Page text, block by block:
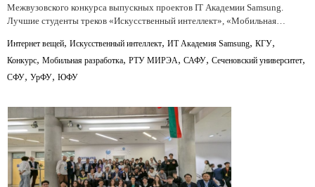
Межвузовского конкурса выпускных проектов IT Академии Samsung.
Лучшие студенты треков «Искусственный интеллект», «Мобильная…
Интернет вещей, Искусственный интеллект, ИТ Академия Samsung, КГУ,
Конкурс, Мобильная разработка, РТУ МИРЭА, САФУ, Сеченовский университет,
СФУ, УрФУ, ЮФУ